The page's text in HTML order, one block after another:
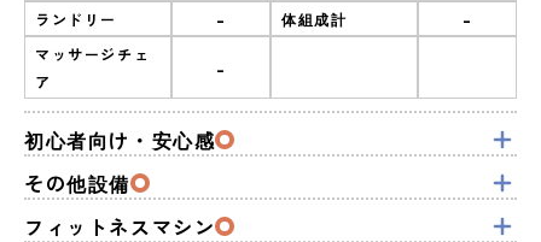
ランドリー - 体組成計 -
マッサージチェ
ア
-
初心者向け・安心感
その他設備
フィットネスマシン